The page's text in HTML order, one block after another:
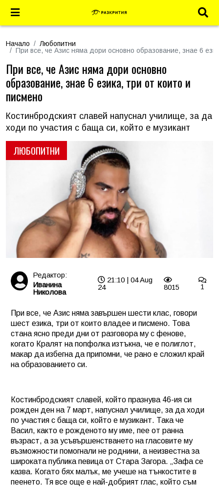
Начало
Любопитни
При все, че Азис няма дори основно образование, знае 6
ЛЮБОПИТНИ
При все, че Азис няма дори основно
образование, знае 6 езика, три от които и
писмено
Костинбродският славей напуснал училище, за да
ходи по участия с баща си, който е музикант
Редактор:
Иванина
Николова
21:10 | 04 Aug
24
8015 1
При все, че Азис няма завършен шести клас, говори
шест езика, три от които владее и писмено. Това
стана ясно преди дни от разговора му с фенове,
когато Кралят на попфолка изтъкна, че е полиглот,
макар да избегна да припомни, че рано е сложил край
на образованието си.
Костинбродският славей, който празнува 46-ия си
рожден ден на 7 март, напуснал училище, за да ходи
по участия с баща си, който е музикант. Така че
Васил, както е рожденото му име, пее от ранна
възраст, а за усъвършенстването на гласовите му
възможности помогнали не роднини, а неизвестна за
широката публика певица от Стара Загора. „Зафа се
казва. Когато бях малък, ме учеше на тънкостите в
пеенето. Тя все още е най-добрият глас, който съм